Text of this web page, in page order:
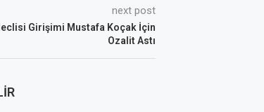
next post
Girişimi Mustafa Koçak İçin
Ozalit Astı